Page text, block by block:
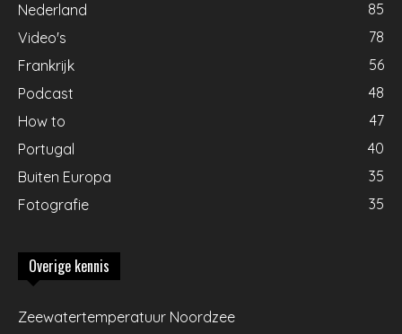
Nederland
85
Video's
78
Frankrijk
56
Podcast
48
How to
47
Portugal
40
Buiten Europa
35
Fotografie
35
Overige kennis
Zeewatertemperatuur Noordzee